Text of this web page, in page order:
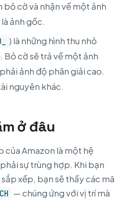
bỏ cờ và nhận về một ảnh
ảnh gốc.
) là những hình thu nhỏ
Bỏ cờ sẽ trả về một ảnh
ảnh độ phân giải cao.
nguyên khác.
ở đâu
của Amazon là một hệ
sự trùng hợp. Khi bạn
xếp, bạn sẽ thấy các mã
— chúng ứng với vị trí mà